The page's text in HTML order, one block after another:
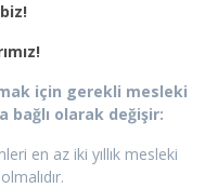
için gerekli mesleki
bağlı olarak değişir:
en az iki yıllık mesleki